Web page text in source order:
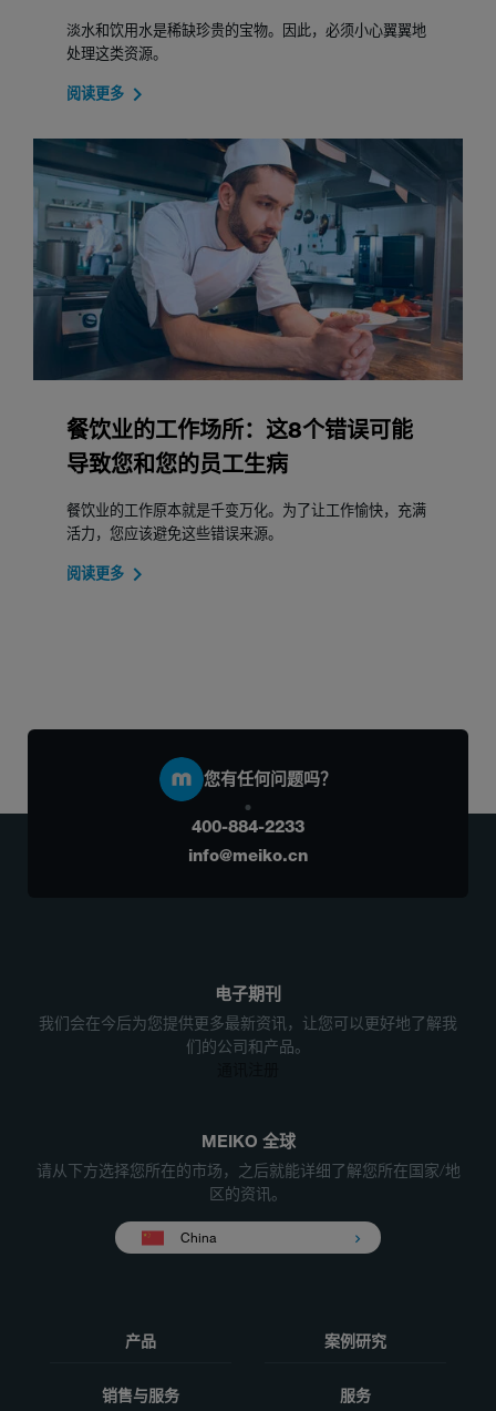
淡水和饮用水是稀缺珍贵的宝物。因此，必须小心翼翼地
处理这类资源。
阅读更多
餐饮业的工作场所：这8个错误可能
导致您和您的员工生病
餐饮业的工作原本就是千变万化。为了让工作愉快，充满
活力，您应该避免这些错误来源。
阅读更多
您有任何问题吗？
400-884-2233
info@meiko.cn
电子期刊
我们会在今后为您提供更多最新资讯，让您可以更好地了解我
们的公司和产品。
MEIKO 全球
请从下方选择您所在的市场，之后就能详细了解您所在国家/地
区的资讯。
China
产品 案例研究
销售与服务 服务